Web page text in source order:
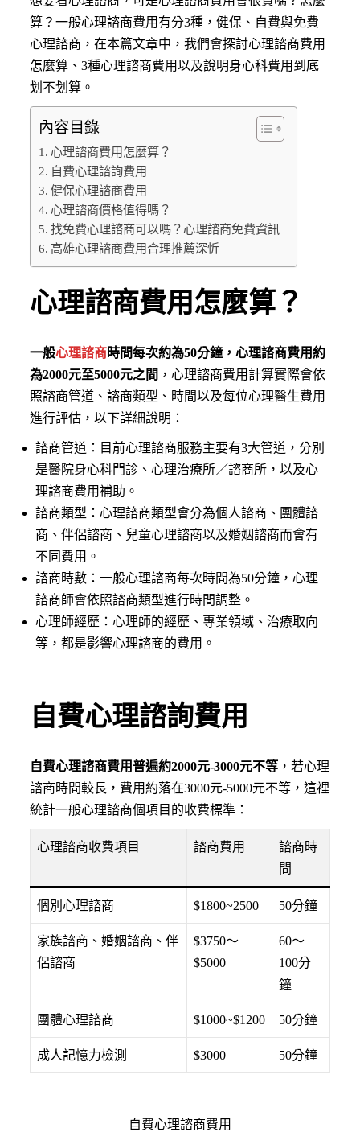
算？一般心理諮商費用有分3種，健保、自費與免費
心理諮商，在本篇文章中，我們會探討心理諮商費用
怎麼算、3種心理諮商費用以及說明身心科費用到底
划不划算。
內容目錄
心理諮商費用怎麼算？
自費心理諮詢費用
健保心理諮商費用
心理諮商價格值得嗎？
找免費心理諮商可以嗎？心理諮商免費資訊
高雄心理諮商費用合理推薦深忻
心理諮商費用怎麼算？
一般心理諮商時間每次約為50分鐘，心理諮商費用約
為2000元至5000元之間 ，心理諮商費用計算實際會依
照諮商管道、諮商類型、時間以及每位心理醫生費用
進行評估，以下詳細說明：
諮商管道：目前心理諮商服務主要有3大管道，分別
是醫院身心科門診、心理治療所／諮商所，以及心
理諮商費用補助。
諮商類型：心理諮商類型會分為個人諮商、團體諮
商、伴侶諮商、兒童心理諮商以及婚姻諮商而會有
不同費用。
諮商時數：一般心理諮商每次時間為50分鐘，心理
諮商師會依照諮商類型進行時間調整。
心理師經歷：心理師的經歷、專業領域、治療取向
等，都是影響心理諮商的費用。
自費心理諮詢費用
自費心理諮商費用普遍約2000元-3000元不等，若心理
諮商時間較長，費用約落在3000元-5000元不等，這裡
統計一般心理諮商個項目的收費標準：
心理諮商收費項目 諮商費用
諮商時
間
個別心理諮商 $1800~2500 50分鐘
家族諮商、婚姻諮商、伴
侶諮商
$3750〜
$5000
60〜
100分
鐘
團體心理諮商 $1000~$1200 50分鐘
成人記憶力檢測 $3000 50分鐘
自費心理諮商費用